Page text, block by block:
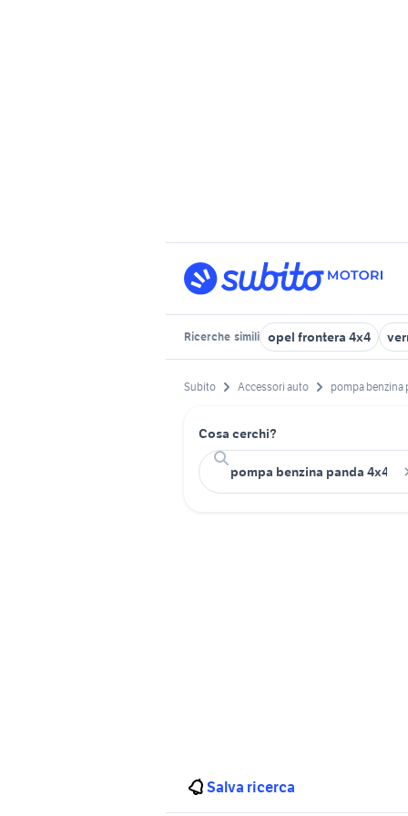
Ricerche simili opel frontera 4x4
Subito Accessori auto pompa benzina
Cosa cerchi?
Salva ricerca